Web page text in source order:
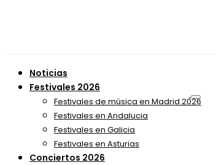
Noticias
Festivales 2026
Festivales de música en Madrid 2026
Festivales en Andalucia
Festivales en Galicia
Festivales en Asturias
Conciertos 2026